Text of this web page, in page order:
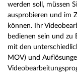
werden soll, müssen
ausprobieren und im
können. Ihr
bedienen sein und zu
mit den
MOV) und